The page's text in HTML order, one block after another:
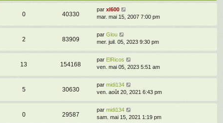
0 40330
par xl600
mar. mai 15, 2007 7:00 pm
2 83909
par Glou
mer. juil. 05, 2023 9:30 pm
13 154168
par ElRicos
ven. mai 05, 2023 5:51 am
5 30630
par midi134
ven. août 20, 2021 6:43 pm
0 29587
par midi134
sam. mai 15, 2021 1:19 pm